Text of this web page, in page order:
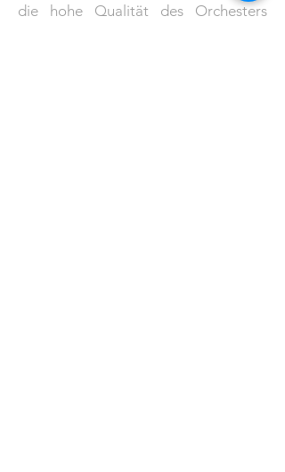
die hohe Qualität des Orchesters